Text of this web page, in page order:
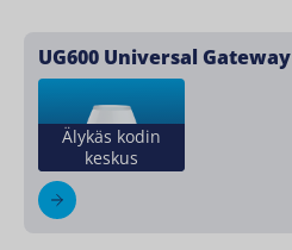
UG600 Universal Gateway
Älykäs kodin
keskus